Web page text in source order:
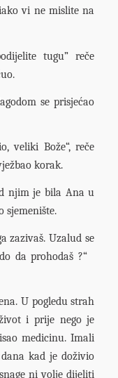
vi ne mislite na
tugu” reče
se prisjećao
veliki Bože“, reče
korak.
njim je bila Ana u
sjemenište.
zazivaš. Uzalud se
da prohodaš ?“
U pogledu strah
i prije nego je
medicinu. Imali
kad je doživio
ni volje dijeliti